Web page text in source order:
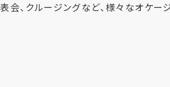
会、クルージングなど、様々なオケー